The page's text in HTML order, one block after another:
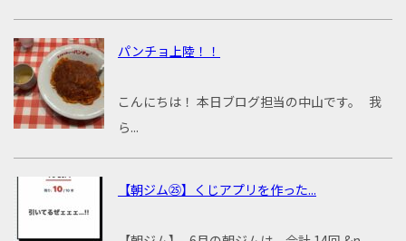
パンチョ上陸！！
こんにちは！ 本日ブログ担当の中山です。 我
ら...
【朝ジム㉕】くじアプリを作った...